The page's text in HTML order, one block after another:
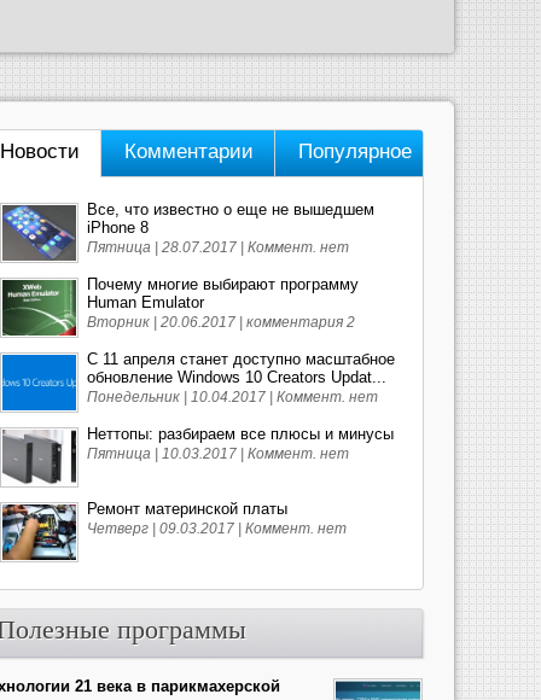
Новости Комментарии Популярное
Все, что известно о еще не вышедшем
iPhone 8
Пятница | 28.07.2017 | Коммент. нет
Почему многие выбирают программу
Human Emulator
Вторник | 20.06.2017 | комментария 2
С 11 апреля станет доступно масштабное
обновление Windows 10 Creators Updat...
Понедельник | 10.04.2017 | Коммент. нет
Неттопы: разбираем все плюсы и минусы
Пятница | 10.03.2017 | Коммент. нет
Ремонт материнской платы
Четверг | 09.03.2017 | Коммент. нет
программы
21 века в парикмахерской